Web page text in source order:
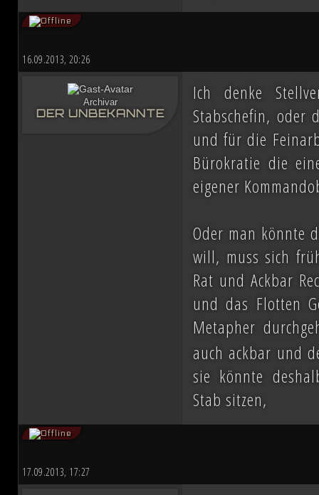
16.09.2013, 20:26
Archivar
DER UNBEKANNTE
Ich denke
Stabschefin, oder
und für die
Bürokratie die
eigener
Oder man könnte
will, muss sich
Rat und Ackbar
und das Flotten
Metapher
auch ackbar und
sie könnte
Stab sitzen,
17.09.2013, 17:27